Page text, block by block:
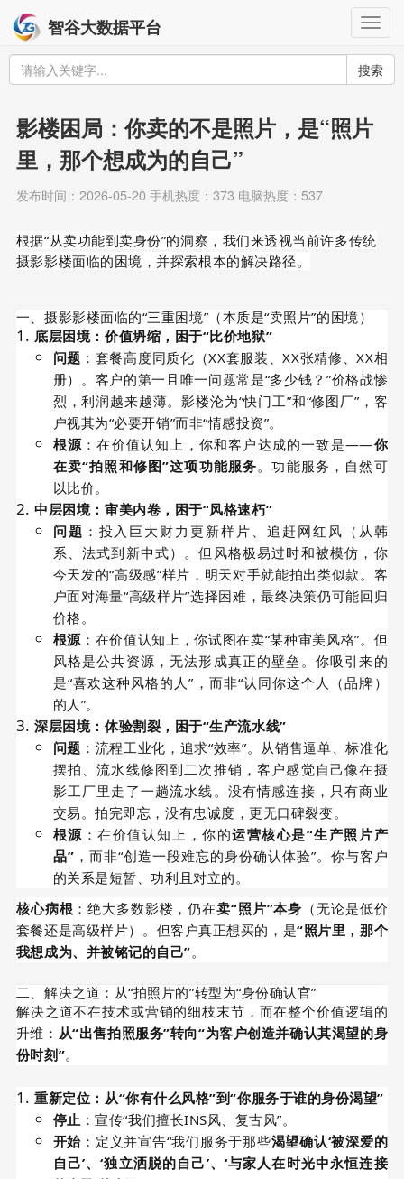
智谷大数据平台
搜索
影楼困局：你卖的不是照片，是“照片
里，那个想成为的自己”
发布时间：2026-05-20 手机热度：373 电脑热度：537
根据“从卖功能到卖身份”的洞察，我们来透视当前许多传统
摄影影楼面临的困境，并探索根本的解决路径。
一、摄影影楼面临的“三重困境”（本质是“卖照片”的困境）
底层困境：价值坍缩，困于“比价地狱”
问题 ：套餐高度同质化（XX套服装、XX张精修、XX相
册）。客户的第一且唯一问题常是“多少钱？”价格战惨
烈，利润越来越薄。影楼沦为“快门工”和“修图厂”，客
户视其为“必要开销”而非“情感投资”。
根源 ：在价值认知上，你和客户达成的一致是——你
在卖“拍照和修图”这项功能服务。功能服务，自然可
以比价。
中层困境：审美内卷，困于“风格速朽”
问题 ：投入巨大财力更新样片、追赶网红风（从韩
系、法式到新中式）。但风格极易过时和被模仿，你
今天发的“高级感”样片，明天对手就能拍出类似款。客
户面对海量“高级样片”选择困难，最终决策仍可能回归
价格。
根源 ：在价值认知上，你试图在卖“某种审美风格”。但
风格是公共资源，无法形成真正的壁垒。你吸引来的
是“喜欢这种风格的人”，而非“认同你这个人（品牌）
的人”。
深层困境：体验割裂，困于“生产流水线”
问题 ：流程工业化，追求“效率”。从销售逼单、标准化
摆拍、流水线修图到二次推销，客户感觉自己像在摄
影工厂里走了一趟流水线。没有情感连接，只有商业
交易。拍完即忘，没有忠诚度，更无口碑裂变。
根源 ：在价值认知上，你的运营核心是“生产照片产
品” ，而非“创造一段难忘的身份确认体验”。你与客户
的关系是短暂、功利且对立的。
核心病根 ：绝大多数影楼，仍在卖“照片”本身 （无论是低价
套餐还是高级样片）。但客户真正想买的，是“照片里，那个
我想成为、并被铭记的自己”。
二、解决之道：从“拍照片的”转型为“身份确认官”
解决之道不在技术或营销的细枝末节，而在整个价值逻辑的
升维： 从“出售拍照服务”转向“为客户创造并确认其渴望的身
份时刻”。
重新定位：从“你有什么风格”到“你服务于谁的身份渴望”
停止 ：宣传“我们擅长INS风、复古风”。
开始 ：定义并宣告“我们服务于那些渴望确认‘被深爱的
自己’、‘独立洒脱的自己’、‘与家人在时光中永恒连接